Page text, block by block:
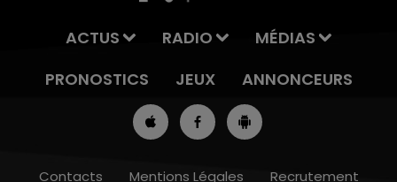
ACTUS RADIO
MÉDIAS
PRONOSTICS
JEUX ANNONCEURS
Contacts Mentions Légales Recrutement